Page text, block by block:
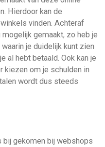
Hierdoor kan de
vinden. Achteraf
gemaakt, zo heb je
je duidelijk kunt zien
al hebt betaald. Ook kan je
kiezen om je schulden in
wordt dus steeds
bij gekomen bij webshops